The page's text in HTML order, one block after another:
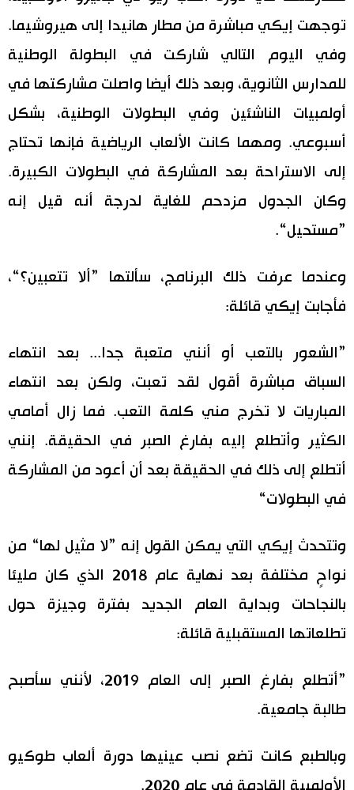
توجهت إيكي مباشرة من مطار هانيدا إلى هيروشيما.
وفي اليوم التالي شاركت في البطولة الوطنية
للمدارس الثانوية، وبعد ذلك أيضا واصلت مشاركتها في
أولمبيات الناشئين وفي البطولات الوطنية، بشكل
أسبوعي. ومهما كانت الألعاب الرياضية فإنها تحتاج
إلى الاستراحة بعد المشاركة في البطولات الكبيرة.
وكان الجدول مزدحم للغاية لدرجة أنه قيل إنه
”مستحيل“.
وعندما عرفت ذلك البرنامج، سألتها ”ألا تتعبين؟“،
فأجابت إيكي قائلة:
”الشعور بالتعب أو أنني متعبة جدا... بعد انتهاء
السباق مباشرة أقول لقد تعبت، ولكن بعد انتهاء
المباريات لا تخرج مني كلمة التعب. فما زال أمامي
الكثير وأتطلع إليه بفارغ الصبر في الحقيقة. إنني
أتطلع إلى ذلك في الحقيقة بعد أن أعود من المشاركة
في البطولات“
وتتحدث إيكي التي يمكن القول إنه ”لا مثيل لها“ من
نواحٍ مختلفة بعد نهاية عام 2018 الذي كان مليئا
بالنجاحات وبداية العام الجديد بفترة وجيزة حول
تطلعاتها المستقبلية قائلة:
”أتطلع بفارغ الصبر إلى العام 2019، لأنني سأصبح
طالبة جامعية.
وبالطبع كانت تضع نصب عينيها دورة ألعاب طوكيو
الأولمبية القادمة في عام 2020.